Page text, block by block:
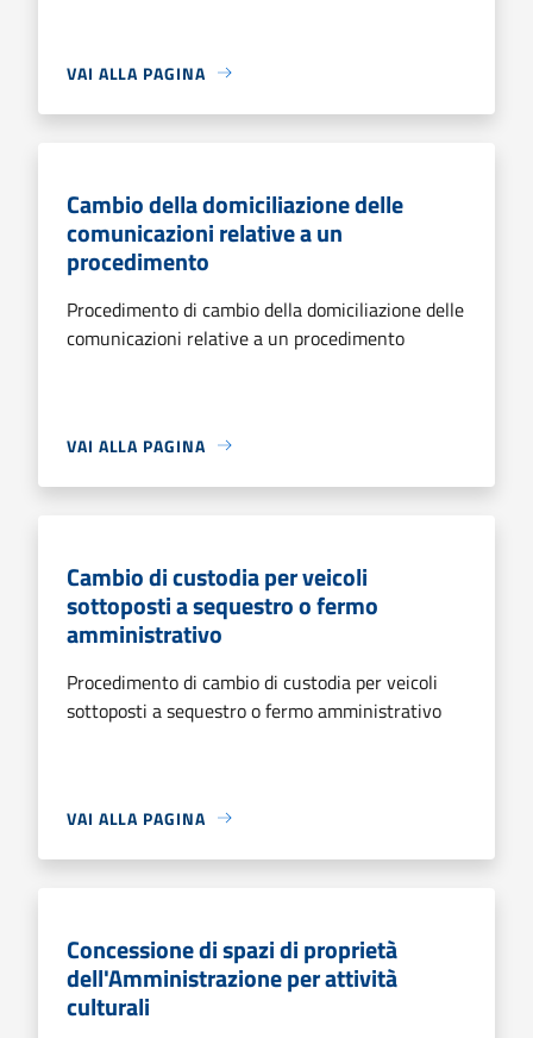
VAI ALLA PAGINA
Cambio della domiciliazione delle
comunicazioni relative a un
procedimento
Procedimento di cambio della domiciliazione delle
comunicazioni relative a un procedimento
VAI ALLA PAGINA
Cambio di custodia per veicoli
sottoposti a sequestro o fermo
amministrativo
Procedimento di cambio di custodia per veicoli
sottoposti a sequestro o fermo amministrativo
VAI ALLA PAGINA
Concessione di spazi di proprietà
dell'Amministrazione per attività
culturali